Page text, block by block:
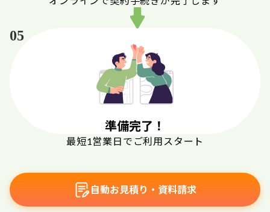
05
準備完了！
最短1営業日でご利用スタート
自動お見積り・資料請求